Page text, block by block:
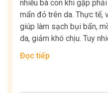
nhiều bà con khi gặp
mẩn đỏ trên da. Thực tế,
giúp làm sạch bụi bẩn,
da, giảm khó chịu. Tuy
Đọc tiếp